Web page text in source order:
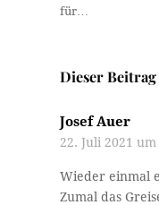
für…
Dieser
Josef Auer
22. Juli 2021
Wieder einmal
Zumal das